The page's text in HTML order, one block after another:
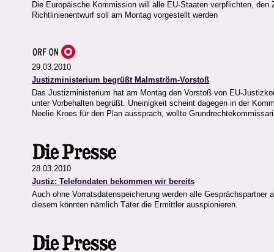
Die Europäische Kommission will alle EU-Staaten verpflichten,
Richtlinienentwurf soll am Montag vorgestellt werden
29.03.2010
Justizministerium begrüßt Malmström-Vorstoß
Das Justizministerium hat am Montag den Vorstoß von EU-
unter Vorbehalten begrüßt. Uneinigkeit scheint dagegen in der
Neelie Kroes für den Plan aussprach, wollte
28.03.2010
Justiz: Telefondaten bekommen wir bereits
Auch ohne Vorratsdatenspeicherung werden alle
diesem könnten nämlich Täter die Ermittler ausspionieren.